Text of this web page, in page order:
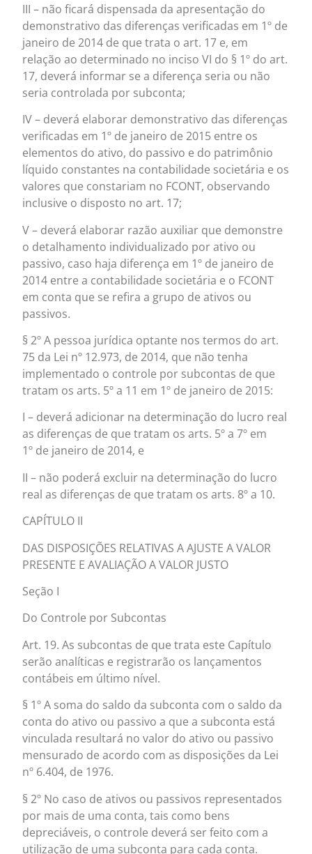
III – não ficará dispensada da apresentação do
demonstrativo das diferenças verificadas em 1º de
janeiro de 2014 de que trata o art. 17 e, em
relação ao determinado no inciso VI do § 1º do art.
17, deverá informar se a diferença seria ou não
seria controlada por subconta;
IV – deverá elaborar demonstrativo das diferenças
verificadas em 1º de janeiro de 2015 entre os
elementos do ativo, do passivo e do patrimônio
líquido constantes na contabilidade societária e os
valores que constariam no FCONT, observando
inclusive o disposto no art. 17;
V – deverá elaborar razão auxiliar que demonstre
o detalhamento individualizado por ativo ou
passivo, caso haja diferença em 1º de janeiro de
2014 entre a contabilidade societária e o FCONT
em conta que se refira a grupo de ativos ou
passivos.
§ 2º A pessoa jurídica optante nos termos do art.
75 da Lei nº 12.973, de 2014, que não tenha
implementado o controle por subcontas de que
tratam os arts. 5º a 11 em 1º de janeiro de 2015:
I – deverá adicionar na determinação do lucro real
as diferenças de que tratam os arts. 5º a 7º em
1º de janeiro de 2014, e
II – não poderá excluir na determinação do lucro
real as diferenças de que tratam os arts. 8º a 10.
CAPÍTULO II
DAS DISPOSIÇÕES RELATIVAS A AJUSTE A VALOR
PRESENTE E AVALIAÇÃO A VALOR JUSTO
Seção I
Do Controle por Subcontas
Art. 19. As subcontas de que trata este Capítulo
serão analíticas e registrarão os lançamentos
contábeis em último nível.
§ 1º A soma do saldo da subconta com o saldo da
conta do ativo ou passivo a que a subconta está
vinculada resultará no valor do ativo ou passivo
mensurado de acordo com as disposições da Lei
nº 6.404, de 1976.
§ 2º No caso de ativos ou passivos representados
por mais de uma conta, tais como bens
depreciáveis, o controle deverá ser feito com a
utilização de uma subconta para cada conta.